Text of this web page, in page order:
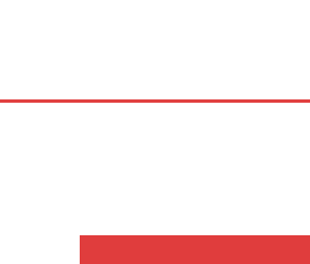
로